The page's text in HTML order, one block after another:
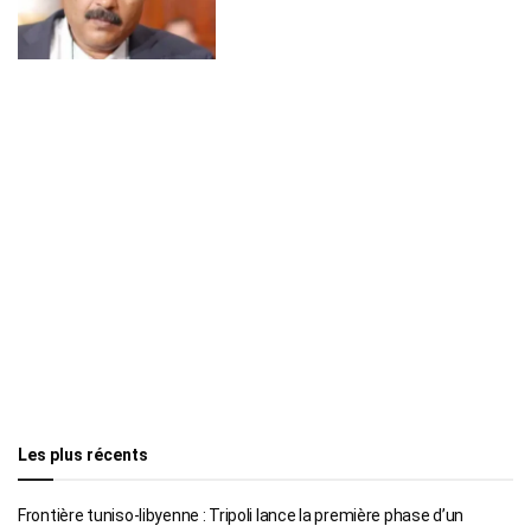
Les plus récents
Frontière tuniso-libyenne : Tripoli lance la première phase d’un